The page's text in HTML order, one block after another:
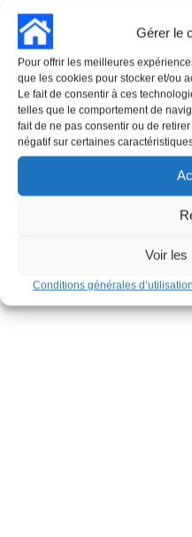
Gérer le
Pour offrir les meilleures
que les cookies pour stocker et/ou
Le fait de consentir à ces
telles que le comportement de
fait de ne pas consentir ou de
négatif sur certaines
Voir les
Conditions générales